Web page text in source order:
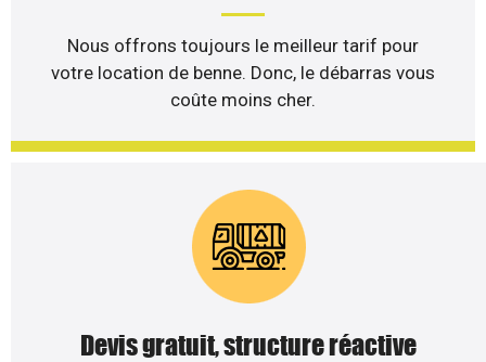
Nous offrons toujours le meilleur tarif pour
votre location de benne. Donc, le débarras vous
coûte moins cher.
Devis gratuit, structure réactive